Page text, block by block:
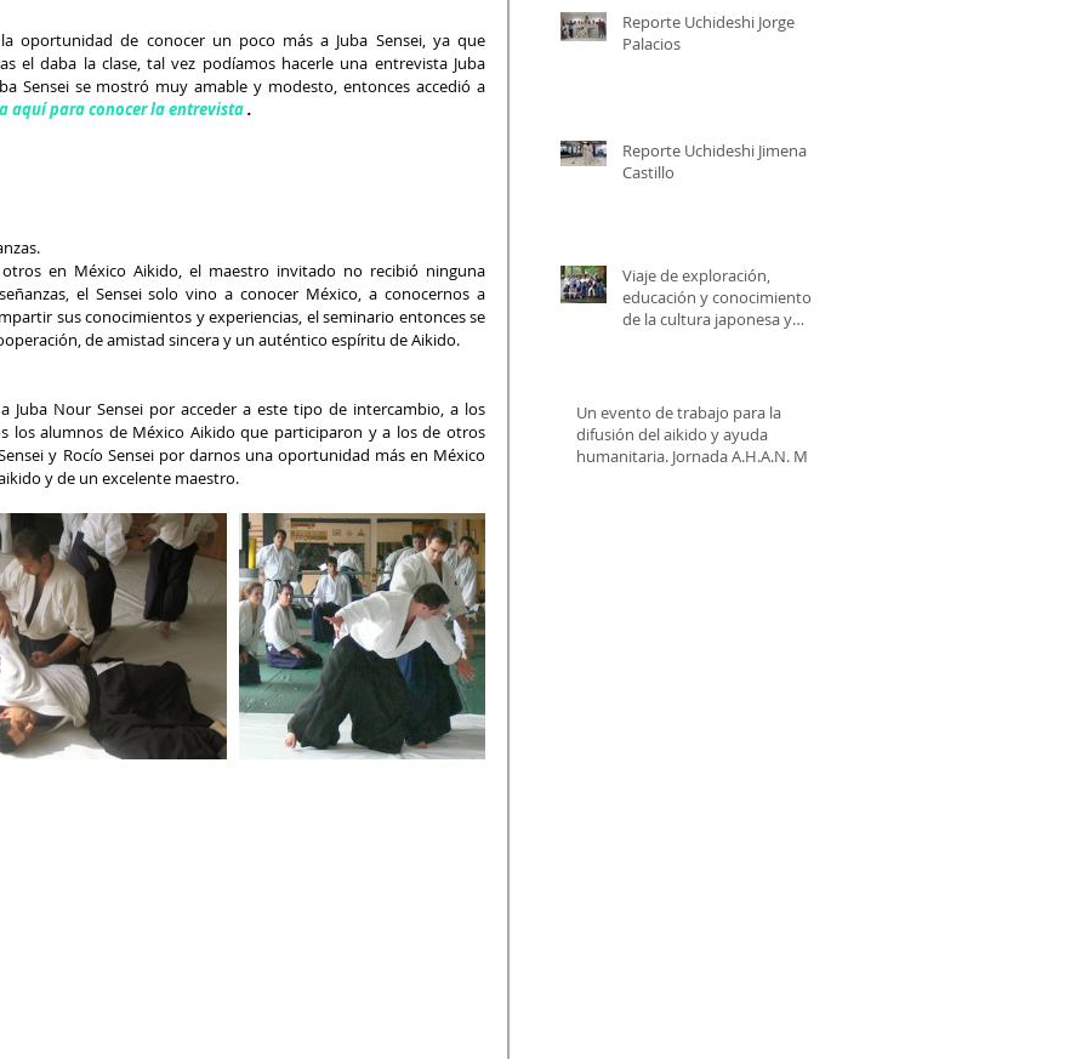
oportunidad de conocer un poco más a Juba Sensei, ya que
el daba la clase, tal vez podíamos hacerle una entrevista Juba
Sensei se mostró muy amable y modesto, entonces accedió a
aquí para conocer la entrevista .
en México Aikido, el maestro invitado no recibió ninguna
el Sensei solo vino a conocer México, a conocernos a
sus conocimientos y experiencias, el seminario entonces se
de amistad sincera y un auténtico espíritu de Aikido.
Juba Nour Sensei por acceder a este tipo de intercambio, a los
los alumnos de México Aikido que participaron y a los de otros
y Rocío Sensei por darnos una oportunidad más en México
y de un excelente maestro.
Reporte Uchideshi Jorge
Palacios
Reporte Uchideshi Jimena
Castillo
Viaje de exploración,
educación y conocimiento
de la cultura japonesa y
Un evento de trabajo para la
difusión del aikido y ayuda
humanitaria. Jornada A.H.A.N. M